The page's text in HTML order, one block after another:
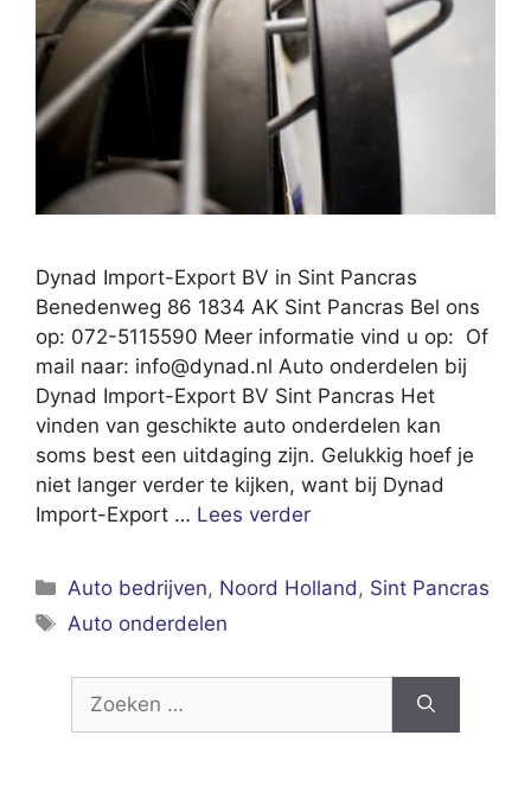
Dynad Import-Export BV in Sint Pancras
Benedenweg 86 1834 AK Sint Pancras Bel ons
op: 072-5115590 Meer informatie vind u op: Of
mail naar: info@dynad.nl Auto onderdelen bij
Dynad Import-Export BV Sint Pancras Het
vinden van geschikte auto onderdelen kan
soms best een uitdaging zijn. Gelukkig hoef je
niet langer verder te kijken, want bij Dynad
Import-Export … Lees verder
Categorieën
Auto bedrijven, Noord Holland , Sint Pancras
Tags
Auto onderdelen
naar: